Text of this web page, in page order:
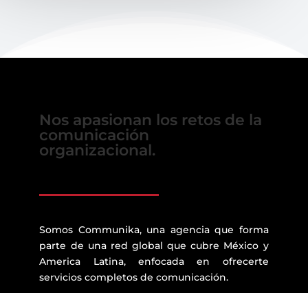
Nos apasionan los retos de la
comunicación
organizacional.
Somos Communika, una agencia que forma
parte de una red global que cubre México y
America Latina, enfocada en ofrecerte
servicios completos de comunicación.